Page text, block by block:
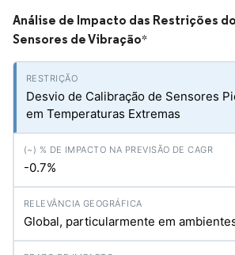
Análise de Impacto das Restrições
Sensores de Vibração*
Desvio de Calibração de Sensores
em Temperaturas Extremas
-0.7%
Global, particularmente em